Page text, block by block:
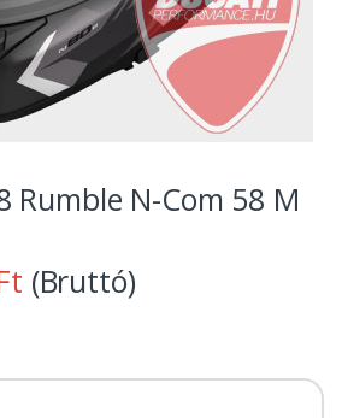
Rumble N-Com 58 M
(Bruttó)